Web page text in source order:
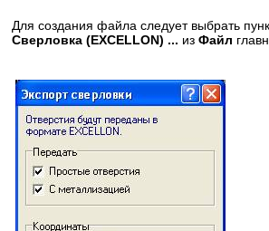
Для создания файла следует выбрать
Сверловка (EXCELLON) ... изФайл